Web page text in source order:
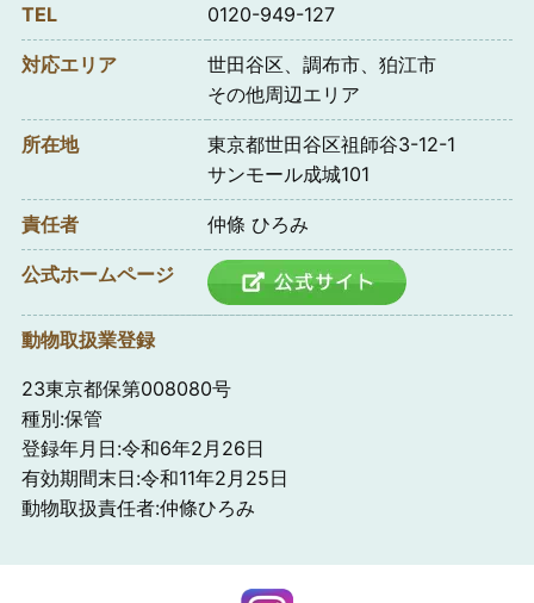
TEL 0120-949-127
対応エリア
世田谷区、調布市、狛江市
その他周辺エリア
所在地
東京都世田谷区祖師谷3-12-1
サンモール成城101
責任者 仲條 ひろみ
公式ホームページ
動物取扱業登録
23東京都保第008080号
種別:保管
登録年月日:令和6年2月26日
有効期間末日:令和11年2月25日
動物取扱責任者:仲條ひろみ